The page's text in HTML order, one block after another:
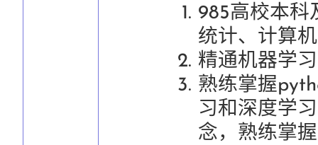
985高校本科
统计、计算
精通机器学
熟练掌握
习和深度学
念，熟练掌